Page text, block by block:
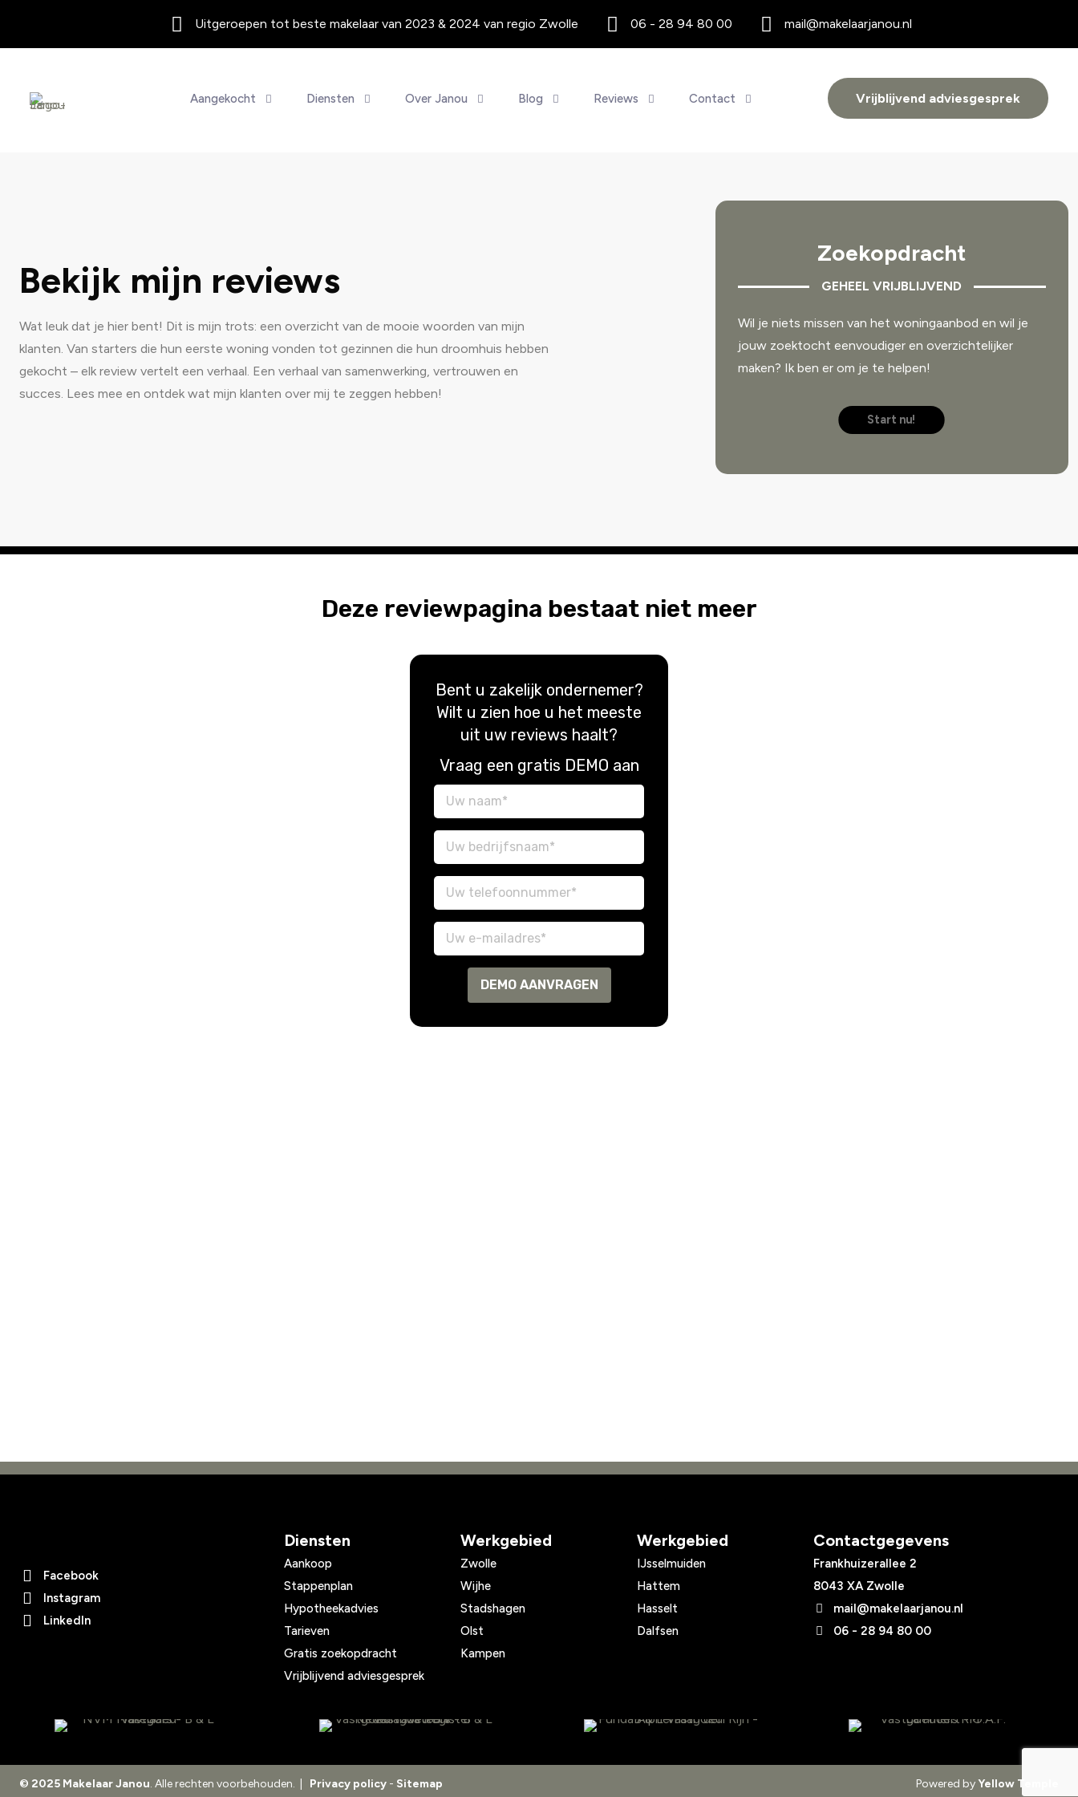
Uitgeroepen tot beste makelaar van 2023 & 2024 van regio Zwolle 06 - 28 94 80 00 mail@makelaarjanou.nl
Aangekocht Diensten Over Janou Blog Reviews Contact Vrijblijvend adviesgesprek
Bekijk mijn reviews
Wat leuk dat je hier bent! Dit is mijn trots: een overzicht van de mooie woorden van mijn
klanten. Van starters die hun eerste woning vonden tot gezinnen die hun droomhuis hebben
gekocht – elk review vertelt een verhaal. Een verhaal van samenwerking, vertrouwen en
succes. Lees mee en ontdek wat mijn klanten over mij te zeggen hebben!
Zoekopdracht
GEHEEL VRIJBLIJVEND
Wil je niets missen van het woningaanbod en wil je
jouw zoektocht eenvoudiger en overzichtelijker
maken? Ik ben er om je te helpen!
Start nu!
Facebook
Instagram
LinkedIn
Diensten
Aankoop
Stappenplan
Hypotheekadvies
Tarieven
Gratis zoekopdracht
Vrijblijvend adviesgesprek
Werkgebied
Zwolle
Wijhe
Stadshagen
Olst
Kampen
Werkgebied
IJsselmuiden
Hattem
Hasselt
Dalfsen
Contactgegevens
Frankhuizerallee 2
8043 XA Zwolle
mail@makelaarjanou.nl
06 - 28 94 80 00
© 2025 Makelaar Janou. Alle rechten voorbehouden. | Privacy policy - Sitemap Powered byYellow Temple